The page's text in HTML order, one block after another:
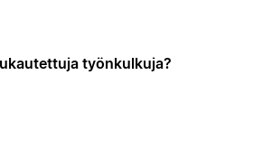
työnkulkuja?